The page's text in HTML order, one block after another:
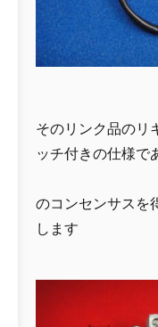
そのリンク品のリ
ッチ付きの仕様で
のコンセンサスを
します